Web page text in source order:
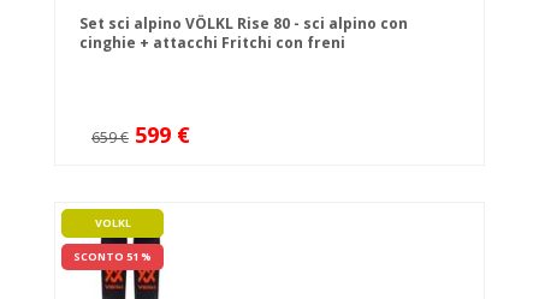
Set sci alpino VÖLKL Rise 80 - sci alpino con
cinghie + attacchi Fritchi con freni
659 € 599 €
VOLKL
SCONTO 51 %